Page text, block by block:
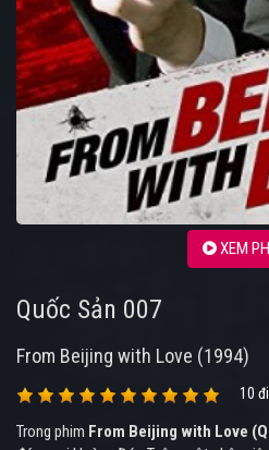
XEM
Quốc Sản 007
From Beijing with Love (1994)
10
Trong phim From Beijing with Love